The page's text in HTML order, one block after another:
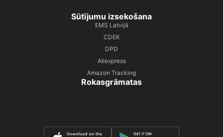
Sūtījumu izsekošana
EMS Latvijā
CDEK
DPD
Aliexpress
Amazon Tracking
Rokasgrāmatas